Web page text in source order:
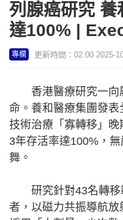
列腺癌研究 養
達100% |
專欄 更新時間：02:00 2025-
香港醫療研究一向
命。養和醫療集團發
技術治療「寡轉移」
3年存活率達100%，
舞。
研究針對43名轉移
者，以磁力共振導航放